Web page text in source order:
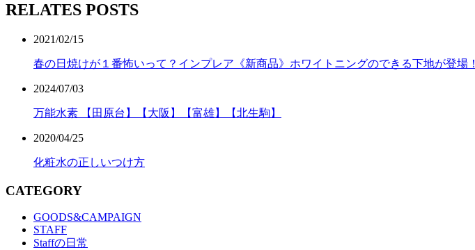
RELATES POSTS
2021/02/15
春の日焼けが１番怖いって？インプレア《新商品》ホワイトニングのできる下地が登場！
2024/07/03
万能水素 【田原台】【大阪】【富雄】【北生駒】
2020/04/25
化粧水の正しいつけ方
CATEGORY
GOODS&CAMPAIGN
STAFF
Staffの日常